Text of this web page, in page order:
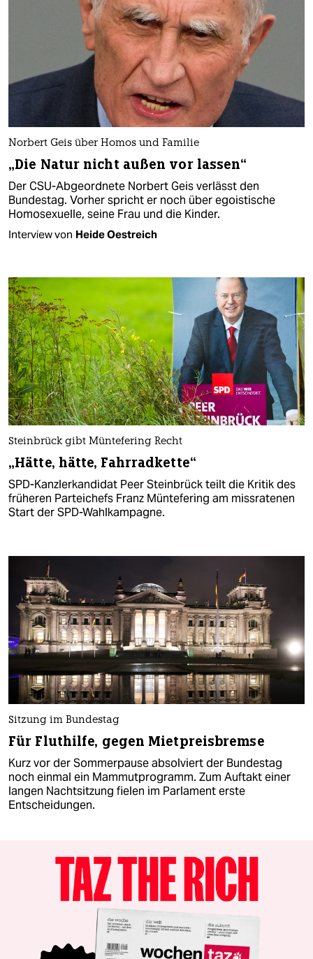
Norbert Geis über Homos und Familie
„Die Natur nicht außen vor lassen“
Der CSU-Abgeordnete Norbert Geis verlässt den
Bundestag. Vorher spricht er noch über egoistische
Homosexuelle, seine Frau und die Kinder.
Interview von Heide Oestreich
Steinbrück gibt Müntefering Recht
„Hätte, hätte, Fahrradkette“
SPD-Kanzlerkandidat Peer Steinbrück teilt die Kritik des
früheren Parteichefs Franz Müntefering am missratenen
Start der SPD-Wahlkampagne.
Sitzung im Bundestag
Für Fluthilfe, gegen Mietpreisbremse
Kurz vor der Sommerpause absolviert der Bundestag
noch einmal ein Mammutprogramm. Zum Auftakt einer
langen Nachtsitzung fielen im Parlament erste
Entscheidungen.